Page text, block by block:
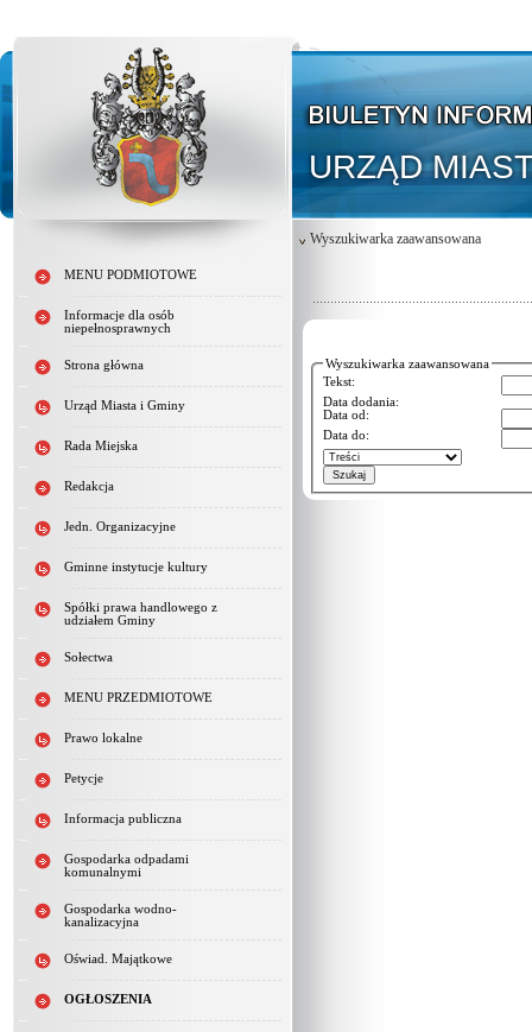
URZĄD
MENU PODMIOTOWE
Informacje dla osób
niepełnosprawnych
Strona główna
Urząd Miasta i Gminy
Rada Miejska
Redakcja
Jedn. Organizacyjne
Gminne instytucje kultury
Spółki prawa handlowego z
udziałem Gminy
Sołectwa
MENU PRZEDMIOTOWE
Prawo lokalne
Petycje
Informacja publiczna
Gospodarka odpadami
komunalnymi
Gospodarka wodno-
kanalizacyjna
Oświad. Majątkowe
OGŁOSZENIA
Wyszukiwarka zaawansowana
Wyszukiwarka zaawansowana
Tekst:
Data dodania:
Data od:
Data do: